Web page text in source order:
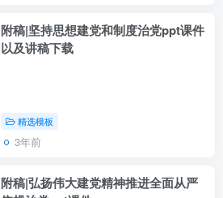
附稿|坚持思想建党和制度治党ppt课件
以及讲稿下载
精选模板
3年前
附稿|弘扬伟大建党精神推进全面从严